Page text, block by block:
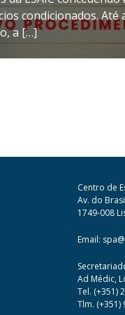
condicionados. Até
a […]
Centro de
Av. do
1749-008
Email:
Ad Médic,
Tel. (+351)
Tlm. (+351)